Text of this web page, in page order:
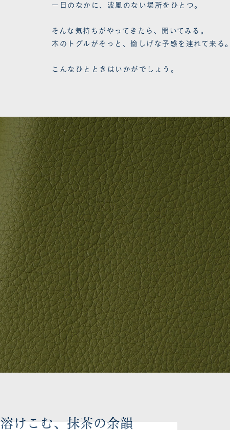
一日のなかに、波風のない場所をひとつ。
そんな気持ちがやってきたら、開いてみる。
木のトグルがそっと、愉しげな予感を連れて来る。
こんなひとときはいかがでしょう。
溶けこむ、抹茶の余韻